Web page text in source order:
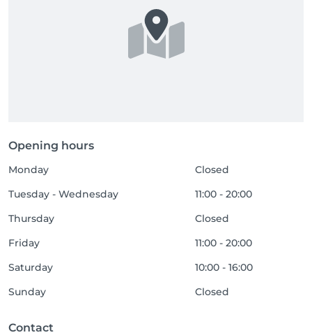
Opening hours
Monday
Closed
Tuesday - Wednesday
11:00 - 20:00
Thursday
Closed
Friday
11:00 - 20:00
Saturday
10:00 - 16:00
Sunday
Closed
Contact